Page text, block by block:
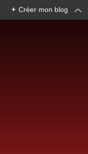
+ Créer mon blog